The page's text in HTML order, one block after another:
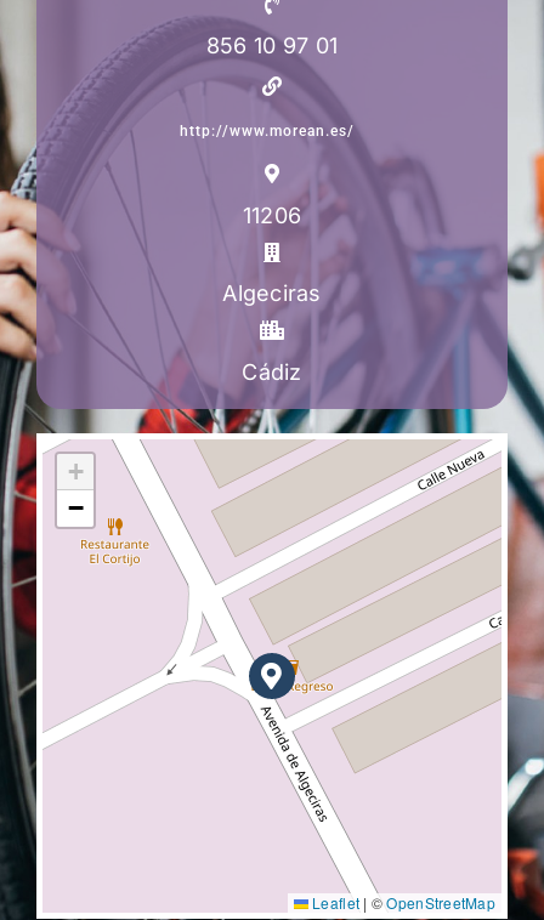
856 10 97 01
http://www.morean.es/
11206
Algeciras
Cádiz
+
−
Leaflet | ©OpenStreetMap